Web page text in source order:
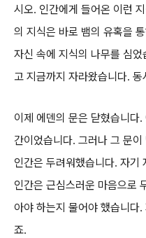
시오. 인간에게 들어온 이런
의 지식은 바로 뱀의 유혹을
자신 속에 지식의 나무를 심었
고 지금까지 자라왔습니다. 동
이제 에덴의 문은 닫혔습니다.
간이었습니다. 그러나 그 문이
인간은 두려워했습니다. 자기
인간은 근심스러운 마음으로
아야 하는지 물어야 했습니다.
죠.